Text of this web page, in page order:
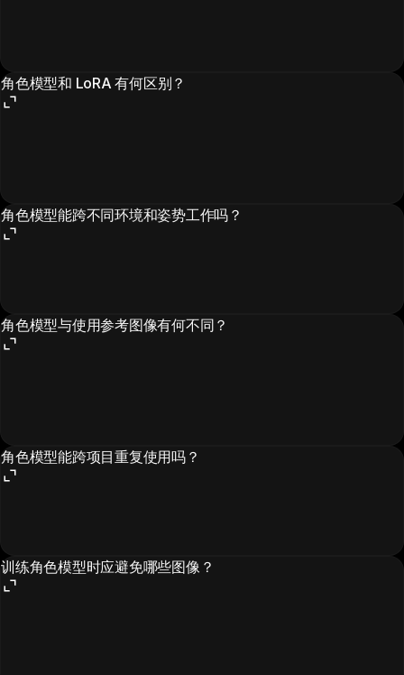
角色模型和 LoRA 有何区别？
角色模型能跨不同环境和姿势工作吗？
角色模型与使用参考图像有何不同？
角色模型能跨项目重复使用吗？
训练角色模型时应避免哪些图像？